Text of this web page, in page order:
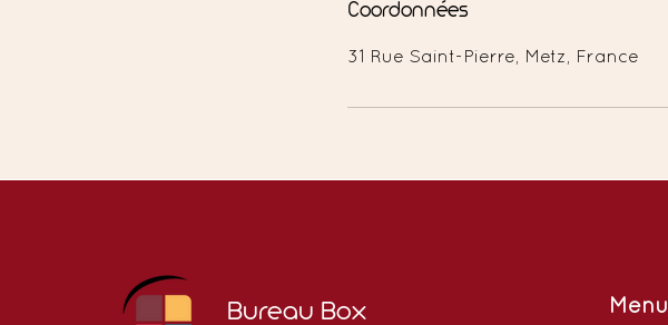
Coordonnées
31 Rue Saint-Pierre, Metz, France
Bureau Box Menu